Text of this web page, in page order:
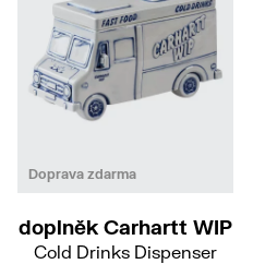
Doprava zdarma
doplněk Carhartt WIP
Cold Drinks Dispenser